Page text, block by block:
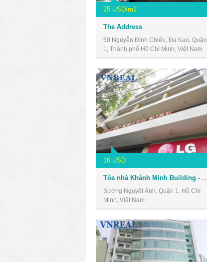
25 USD/m2
The Address
60 Nguyễn Đình Chiểu, Đa Kao, Quận
1, Thành phố Hồ Chí Minh, Việt Nam
16 USD
Sương Nguyệt Ánh, Quận 1, Hồ Chí
Minh, Việt Nam